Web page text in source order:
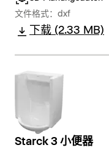
文件格式：dxf
下载 (2.33 MB)
Starck 3 小便器